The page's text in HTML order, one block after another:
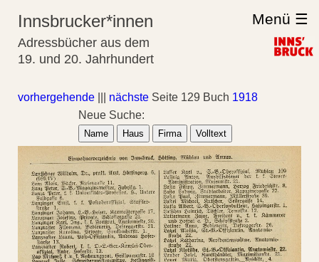
Innsbrucker*innen
Adressbücher aus dem
19. und 20. Jahrhundert
Menü ☰
vorhergehende nächste Seite 129 Buch 1918
Neue Suche:
Name Haus Firma Volltext